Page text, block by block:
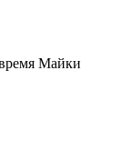
Майки